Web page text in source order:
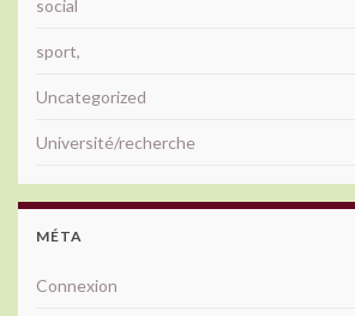
social
sport,
Uncategorized
Université/recherche
MÉTA
Connexion